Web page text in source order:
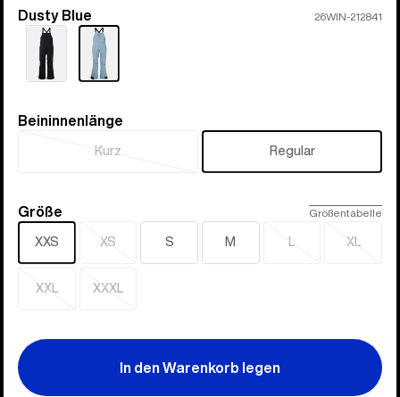
Farbe
Dusty Blue 26WIN-212841
Beininnenlänge
Beininnenlänge
Kurz
Ausverkauft
Regular
Größe
Größe Größentabelle
XXS XS
Ausverkauft
S M L
Ausverkauft
XL
XXL
Ausverkauft
XXXL
Ausverkauft
In den Warenkorb legen